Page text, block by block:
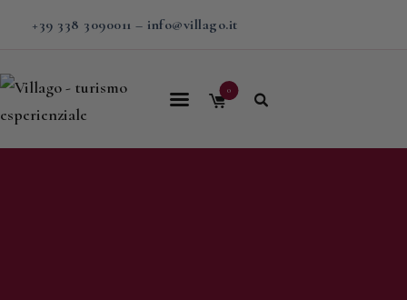
+39 338 3090011 – info@villago.it
0
Home